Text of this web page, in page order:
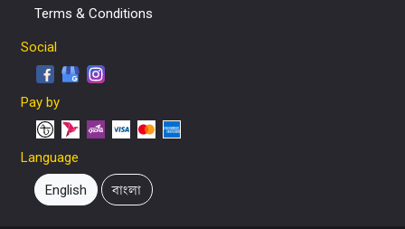
Terms & Conditions
Social
Pay by
Language
English বাংলা